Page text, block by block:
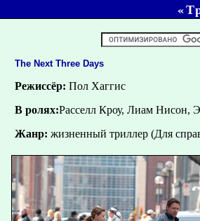
The Next Three Days
Режиссёр: Пол Хаггис
В ролях:Расселл Кроу, Лиам Нисон,
Жанр: жизненный триллер (Для